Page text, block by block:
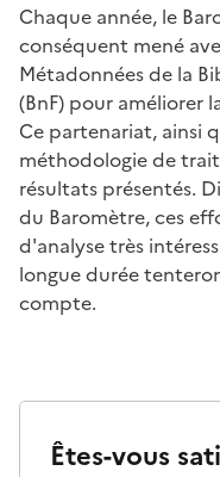
Chaque année, le
conséquent mené
Métadonnées de la
(BnF) pour améliorer
Ce partenariat, ainsi
méthodologie de
résultats présentés.
du Baromètre, ces
d'analyse très
longue durée
compte.
Êtes-vous